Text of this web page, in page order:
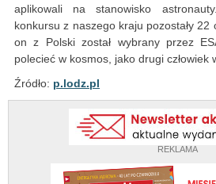
REKLAMA
aplikowali na stanowisko
konkursu z naszego kraju pozostały 22
on z Polski został wybrany przez
polecieć w kosmos, jako drugi człowiek
Źródło: p.lodz.pl